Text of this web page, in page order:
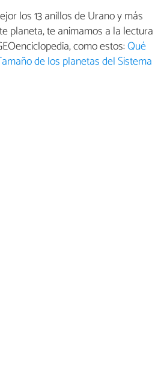
los 13 anillos de Urano y más
planeta, te animamos a la lectura
como estos:Qué
de los planetas del Sistema